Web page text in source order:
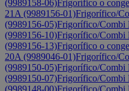
(9989158-06)Frigorífico o
21A (9989156-01)Frigorífico/
(9989156-05)Frigorífico/Combi
(9989156-10)Frigorífico/Combi
(9989156-13)Frigorífico o
20A (9989046-01)Frigorífico/
(9989150-05)Frigorífico/Combi
(9989150-07)Frigorífico/Combi
(9989148-00)Frigorífico/Combi